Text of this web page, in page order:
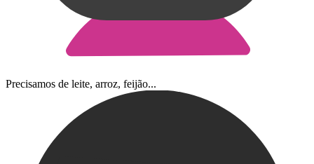
Precisamos de leite, arroz, feijão...